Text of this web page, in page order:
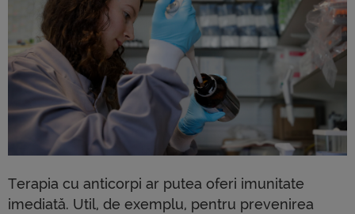
Terapia cu anticorpi ar putea oferi imunitate
imediată. Util, de exemplu, pentru prevenirea